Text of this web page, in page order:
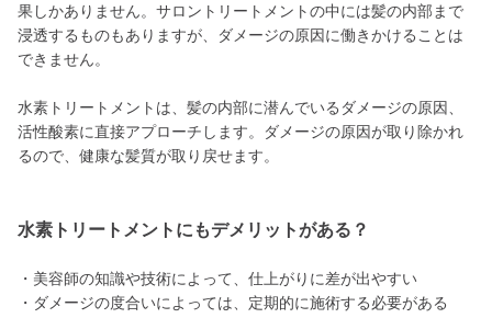
果しかありません。サロントリートメントの中には髪の内部まで
浸透するものもありますが、ダメージの原因に働きかけることは
できません。
水素トリートメントは、髪の内部に潜んでいるダメージの原因、
活性酸素に直接アプローチします。ダメージの原因が取り除かれ
るので、健康な髪質が取り戻せます。
水素トリートメントにもデメリットがある？
・美容師の知識や技術によって、仕上がりに差が出やすい
・ダメージの度合いによっては、定期的に施術する必要がある